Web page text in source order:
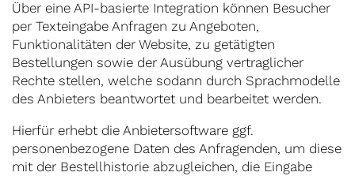
Über eine API-basierte Integration können Besucher
per Texteingabe Anfragen zu Angeboten,
Funktionalitäten der Website, zu getätigten
Bestellungen sowie der Ausübung vertraglicher
Rechte stellen, welche sodann durch Sprachmodelle
des Anbieters beantwortet und bearbeitet werden.
Hierfür erhebt die Anbietersoftware ggf.
personenbezogene Daten des Anfragenden, um diese
mit der Bestellhistorie abzugleichen, die Eingabe